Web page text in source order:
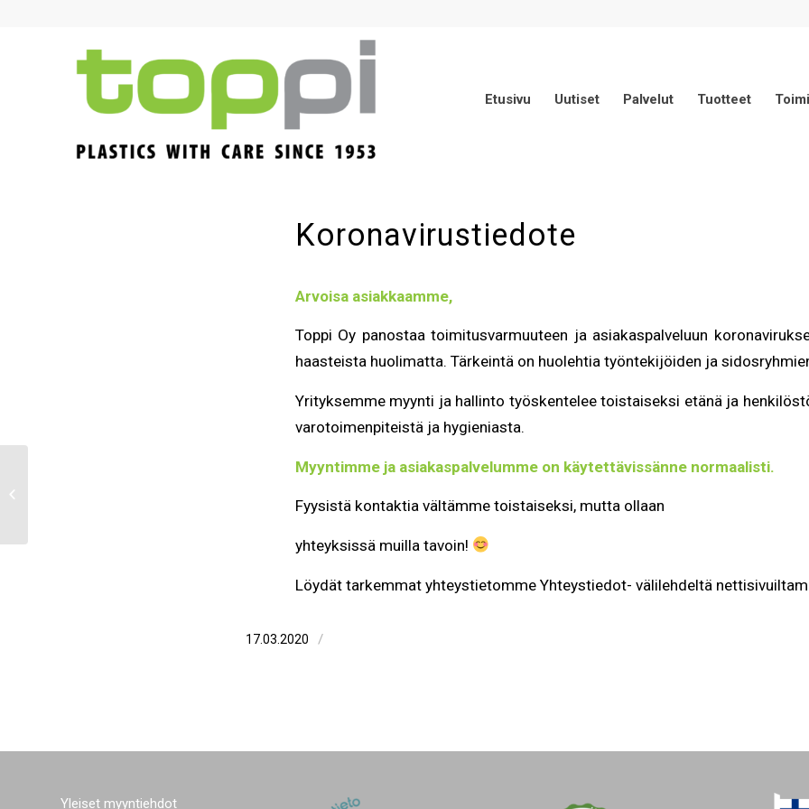
Etusivu Uutiset Palvelut Tuotteet
Koronavirustiedote
Arvoisa asiakkaamme,
Toppi Oy panostaa toimitusvarmuuteen ja asiakaspalveluun
haasteista huolimatta. Tärkeintä on huolehtia työntekijöiden ja
Yrityksemme myynti ja hallinto työskentelee toistaiseksi etänä ja
varotoimenpiteistä ja hygieniasta.
Myyntimme ja asiakaspalvelumme on käytettävissänne normaalisti.
Fyysistä kontaktia vältämme toistaiseksi, mutta ollaan
yhteyksissä muilla tavoin!
Löydät tarkemmat yhteystietomme Yhteystiedot- välilehdeltä
17.03.2020 /
Yleiset myyntiehdot